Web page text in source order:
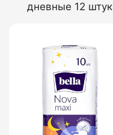
дневные 12 штук